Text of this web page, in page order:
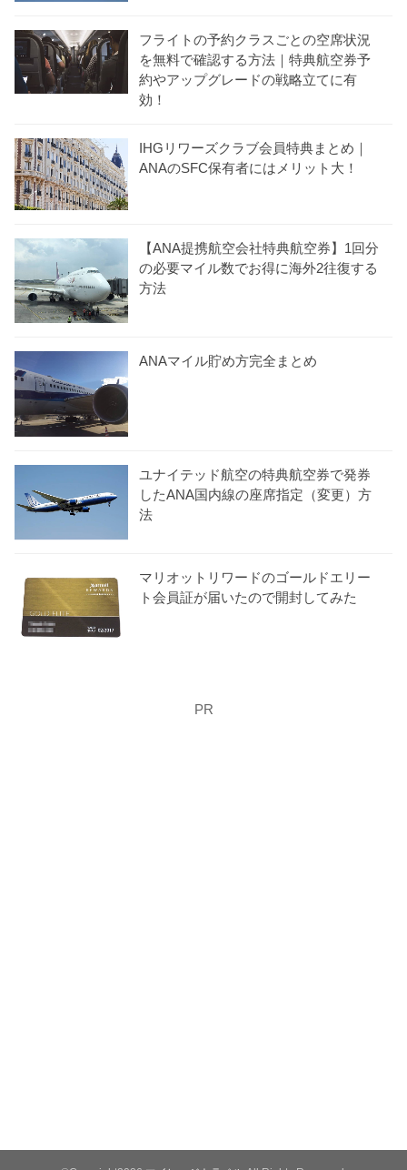
フライトの予約クラスごとの空席状況
を無料で確認する方法｜特典航空券予
約やアップグレードの戦略立てに有
効！
IHGリワーズクラブ会員特典まとめ｜
ANAのSFC保有者にはメリット大！
【ANA提携航空会社特典航空券】1回分
の必要マイル数でお得に海外2往復する
方法
ANAマイル貯め方完全まとめ
ユナイテッド航空の特典航空券で発券
したANA国内線の座席指定（変更）方
法
マリオットリワードのゴールドエリー
ト会員証が届いたので開封してみた
PR